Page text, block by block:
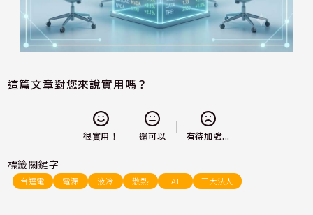
這篇文章對您來說實用嗎？
很實用！ 還可以 有待加強...
標籤關鍵字
台達電 電源 液冷 散熱 AI 三大法人